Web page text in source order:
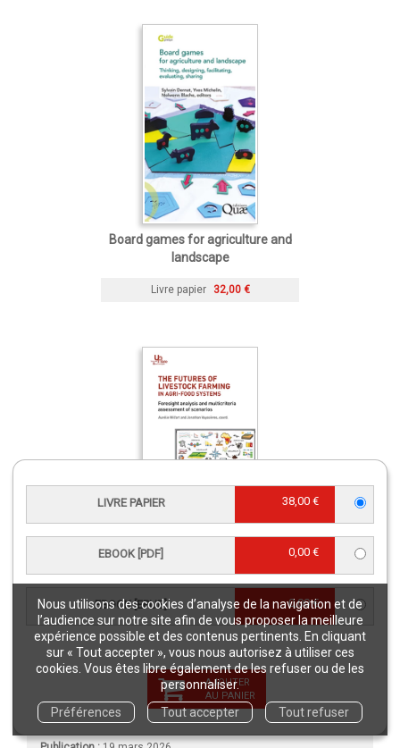
Nous utilisons des cookies d’analyse de la navigation et de
l’audience sur notre site afin de vous proposer la meilleure
expérience possible et des contenus pertinents. En cliquant
sur « Tout accepter », vous nous autorisez à utiliser ces
cookies. Vous êtes libre également de les refuser ou de les
personnaliser.
Préférences
Tout accepter Tout refuser
LIVRE PAPIER 38,00 €
EBOOK [PDF] 0,00 €
EBOOK [EPUB] 0,00 €
AJOUTER
AU PANIER
Board games for agriculture and
landscape
Livre papier 32,00 €
The futures of livestock farming in agri-
food systems
Livre papier 32,00 €
CARACTÉRISTIQUES
Langue(s) :Français
Collection : Matière à débattre et décider